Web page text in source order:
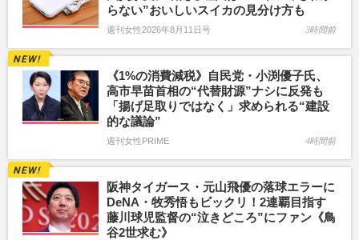
らない”おいしいスイカの見分け方も
週刊女性2026年8月11日号 3時間前
《1%の消費減税》自民党・小渕優子氏、
高市早苗首相の“代替財源”ナシに反発も
「揚げ足取りではなく」求められる“建設
的な議論”
週刊女性PRIME 4時間前
阪神タイガース・元山飛優の落球エラーに
DeNA・牧秀悟もビックリ！2連覇目指す
藤川球児監督の“泣きどころ”にファン《鳥
谷2世求む》